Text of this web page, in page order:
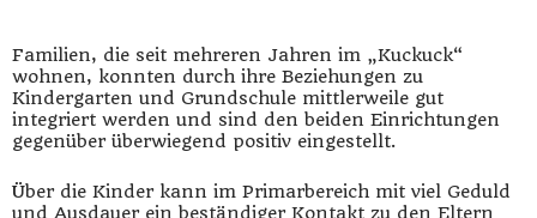
Familien, die seit mehreren Jahren im „Kuckuck“
wohnen, konnten durch ihre Beziehungen zu
Kindergarten und Grundschule mittlerweile gut
integriert werden und sind den beiden Einrichtungen
gegenüber überwiegend positiv eingestellt.
Über die Kinder kann im Primarbereich mit viel Geduld
und Ausdauer ein beständiger Kontakt zu den Eltern